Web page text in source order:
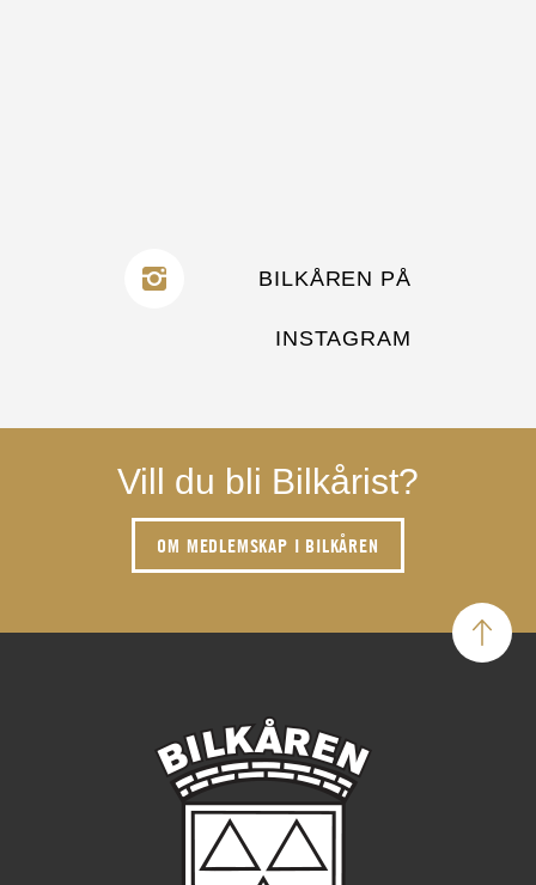
BILKÅREN PÅ
INSTAGRAM
Vill du bli Bilkårist?
OM MEDLEMSKAP I BILKÅREN